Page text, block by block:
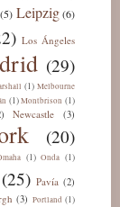
(5) Leipzig (6)
Los Ángeles
(29)
(1) Melbourne
(1) Montbrison (1)
Newcastle (3)
(20)
(1) Onda (1)
(25) Pavía (2)
(3) Portland (1)